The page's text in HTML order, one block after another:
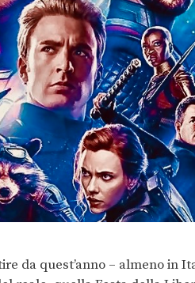
da quest’anno – almeno in